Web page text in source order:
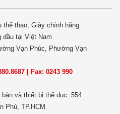
thể thao, Giày chính hãng
đầu tại Việt Nam
Vạn Phúc, Phường Vạn
| Fax: 0243 990
và thiết bị thể dục: 554
Phú, TP.HCM